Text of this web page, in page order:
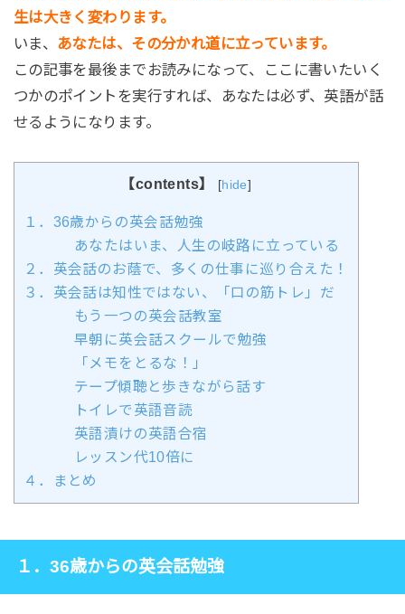
生は大きく変わります。
いま、 あなたは、その分かれ道に立っています。
この記事を最後までお読みになって、ここに書いたいく
つかのポイントを実行すれば、あなたは必ず、英語が話
せるようになります。
【contents】 [hide]
１．36歳からの英会話勉強
あなたはいま、人生の岐路に立っている
２．英会話のお蔭で、多くの仕事に巡り合えた！
３．英会話は知性ではない、「口の筋トレ」だ
もう一つの英会話教室
早朝に英会話スクールで勉強
「メモをとるな！」
テープ傾聴と歩きながら話す
トイレで英語音読
英語漬けの英語合宿
レッスン代10倍に
４．まとめ
１．36歳からの英会話勉強